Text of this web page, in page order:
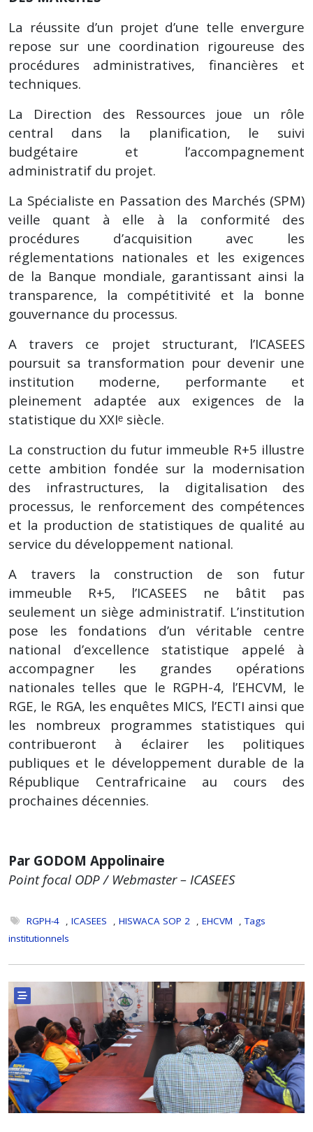
La réussite d’un projet d’une telle envergure
repose sur une coordination rigoureuse des
procédures administratives, financières et
techniques.
La Direction des Ressources joue un rôle
central dans la planification, le suivi
budgétaire et l’accompagnement
administratif du projet.
La Spécialiste en Passation des Marchés (SPM)
veille quant à elle à la conformité des
procédures d’acquisition avec les
réglementations nationales et les exigences
de la Banque mondiale, garantissant ainsi la
transparence, la compétitivité et la bonne
gouvernance du processus.
A travers ce projet structurant, l’ICASEES
poursuit sa transformation pour devenir une
institution moderne, performante et
pleinement adaptée aux exigences de la
statistique du XXIᵉ siècle.
La construction du futur immeuble R+5 illustre
cette ambition fondée sur la modernisation
des infrastructures, la digitalisation des
processus, le renforcement des compétences
et la production de statistiques de qualité au
service du développement national.
A travers la construction de son futur
immeuble R+5, l’ICASEES ne bâtit pas
seulement un siège administratif. L’institution
pose les fondations d’un véritable centre
national d’excellence statistique appelé à
accompagner les grandes opérations
nationales telles que le RGPH-4, l’EHCVM, le
RGE, le RGA, les enquêtes MICS, l’ECTI ainsi que
les nombreux programmes statistiques qui
contribueront à éclairer les politiques
publiques et le développement durable de la
République Centrafricaine au cours des
prochaines décennies.
Par GODOM Appolinaire
Point focal ODP / Webmaster – ICASEES
RGPH-4 , ICASEES , HISWACA SOP 2 , EHCVM ,Tags
institutionnels